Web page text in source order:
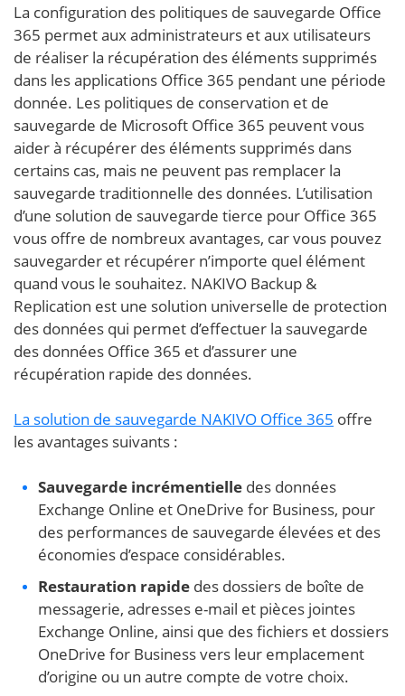
La configuration des politiques de sauvegarde Office
365 permet aux administrateurs et aux utilisateurs
de réaliser la récupération des éléments supprimés
dans les applications Office 365 pendant une période
donnée. Les politiques de conservation et de
sauvegarde de Microsoft Office 365 peuvent vous
aider à récupérer des éléments supprimés dans
certains cas, mais ne peuvent pas remplacer la
sauvegarde traditionnelle des données. L’utilisation
d’une solution de sauvegarde tierce pour Office 365
vous offre de nombreux avantages, car vous pouvez
sauvegarder et récupérer n’importe quel élément
quand vous le souhaitez. NAKIVO Backup &
Replication est une solution universelle de protection
des données qui permet d’effectuer la sauvegarde
des données Office 365 et d’assurer une
récupération rapide des données.
La solution de sauvegarde NAKIVO Office 365 offre
les avantages suivants :
Sauvegarde incrémentielle des données
Exchange Online et OneDrive for Business, pour
des performances de sauvegarde élevées et des
économies d’espace considérables.
Restauration rapide des dossiers de boîte de
messagerie, adresses e-mail et pièces jointes
Exchange Online, ainsi que des fichiers et dossiers
OneDrive for Business vers leur emplacement
d’origine ou un autre compte de votre choix.